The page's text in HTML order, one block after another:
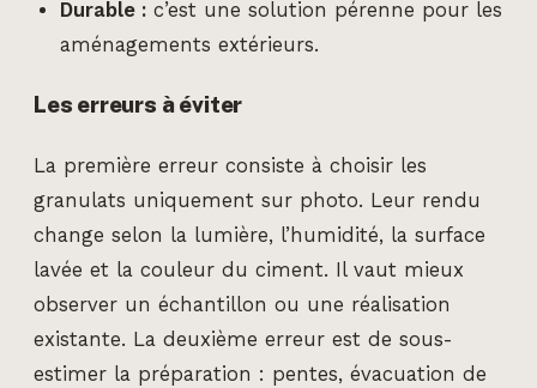
Durable :c’est une solution pérenne pour les
aménagements extérieurs.
Les erreurs à éviter
La première erreur consiste à choisir les
granulats uniquement sur photo. Leur rendu
change selon la lumière, l’humidité, la surface
lavée et la couleur du ciment. Il vaut mieux
observer un échantillon ou une réalisation
existante. La deuxième erreur est de sous-
estimer la préparation : pentes, évacuation de